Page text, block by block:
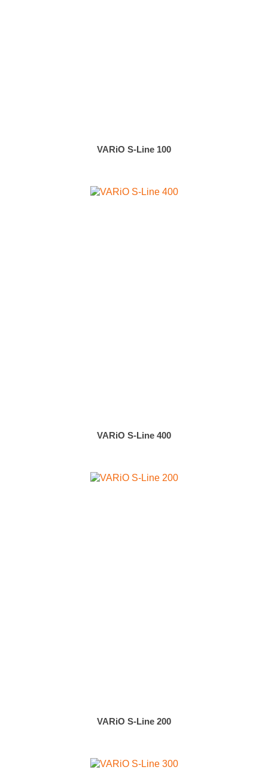
VARiO S-Line 100
VARiO S-Line 400
VARiO S-Line 200